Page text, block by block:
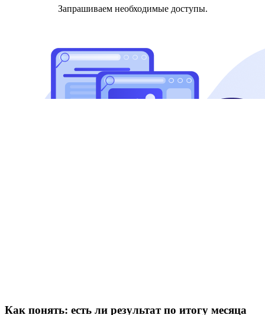
Запрашиваем необходимые доступы.
Как понять: есть ли результат по итогу месяца